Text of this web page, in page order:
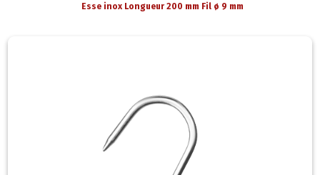
Esse inox Longueur 200 mm Fil ø 9 mm